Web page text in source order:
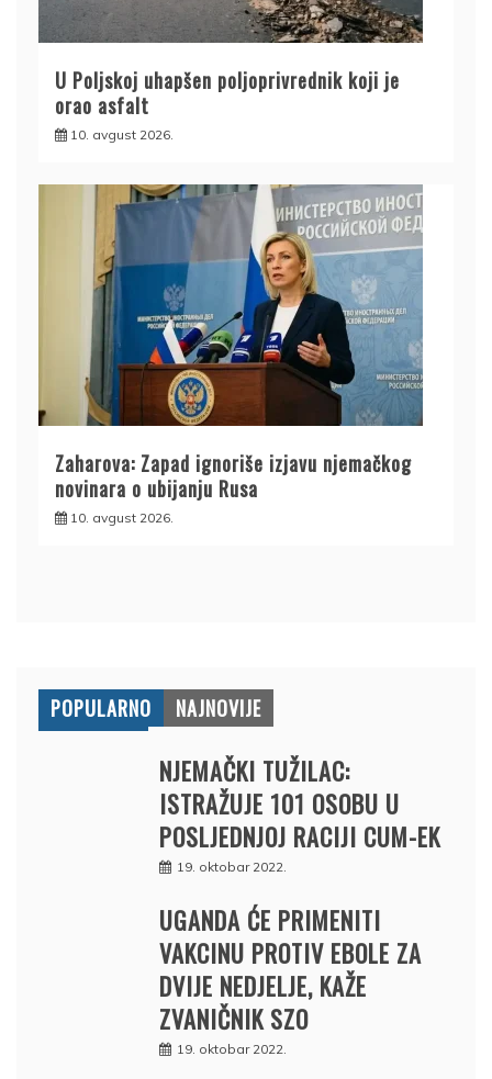
U Poljskoj uhapšen poljoprivrednik koji je
orao asfalt
10. avgust 2026.
Zaharova: Zapad ignoriše izjavu njemačkog
novinara o ubijanju Rusa
10. avgust 2026.
POPULARNO NAJNOVIJE
NJEMAČKI TUŽILAC:
ISTRAŽUJE 101 OSOBU U
POSLJEDNJOJ RACIJI CUM-EK
19. oktobar 2022.
UGANDA ĆE PRIMENITI
VAKCINU PROTIV EBOLE ZA
DVIJE NEDJELJE, KAŽE
ZVANIČNIK SZO
19. oktobar 2022.